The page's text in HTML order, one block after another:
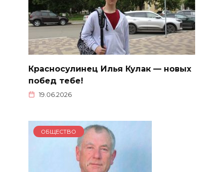
Красносулинец Илья Кулак — новых
побед тебе!
19.06.2026
ОБЩЕСТВО